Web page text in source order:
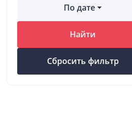
По дате
Найти
Сбросить фильтр